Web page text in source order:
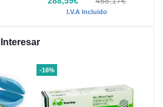
I.V.A Incluido
-16%